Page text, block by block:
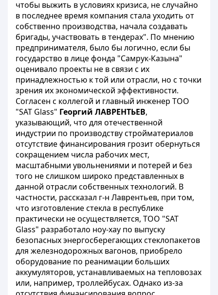
чтобы выжить в условиях кризиса, не случайно
в последнее время компания стала уходить от
собственно производства, начала создавать
бригады, участвовать в тендерах". По мнению
предпринимателя, было бы логично, если бы
государство в лице фонда "Самрук-Казына"
оценивало проекты не в связи с их
принадлежностью к той или отрасли, но с точки
зрения их экономической эффективности.
Согласен с коллегой и главный инженер ТОО
"SAT Glass" Георгий ЛАВРЕНТЬЕВ,
указывающий, что для отечественной
индустрии по производству стройматериалов
отсутствие финансирования грозит обернуться
сокращением числа рабочих мест,
масштабными увольнениями и потерей и без
того не слишком широко представленных в
данной отрасли собственных технологий. В
частности, рассказал г-н Лаврентьев, при том,
что изготовление стекла в республике
практически не осуществляется, ТОО "SAT
Glass" разработало ноу-хау по выпуску
безопасных энергосберегающих стеклопакетов
для железнодорожных вагонов, приобрело
оборудование по реанимации больших
аккумуляторов, устанавливаемых на тепловозах
или, например, троллейбусах. Однако из-за